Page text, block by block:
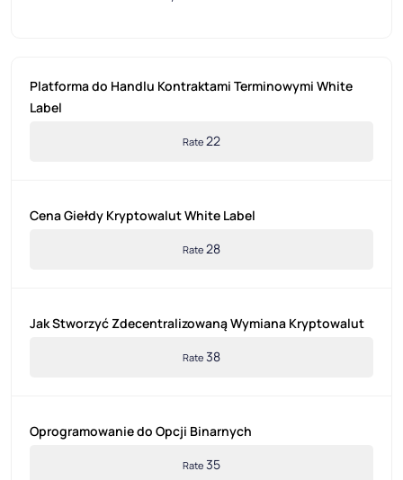
Platforma do Handlu Kontraktami Terminowymi White
Label
Rate 22
Cena Giełdy Kryptowalut White Label
Rate 28
Jak Stworzyć Zdecentralizowaną Wymiana Kryptowalut
Rate 38
Oprogramowanie do Opcji Binarnych
Rate 35